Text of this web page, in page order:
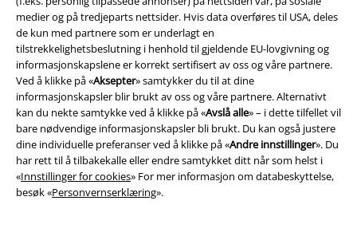
medier og på tredjeparts nettsider. Hvis data overføres til USA, deles
de kun med partnere som er underlagt en
tilstrekkelighetsbeslutning i henhold til gjeldende EU-lovgivning og
informasjonskapslene er korrekt sertifisert av oss og våre partnere.
Ved å klikke på «Aksepter» samtykker du til at dine
informasjonskapsler blir brukt av oss og våre partnere. Alternativt
kan du nekte samtykke ved å klikke på «Avslå alle» – i dette tilfellet vil
bare nødvendige informasjonskapsler bli brukt. Du kan også justere
dine individuelle preferanser ved å klikke på «Andre innstillinger». Du
har rett til å tilbakekalle eller endre samtykket ditt når som helst i
«Innstillinger for cookies» For mer informasjon om databeskyttelse,
besøk «Personvernserklæring».
Store størrelser
Fra kr 319,00
Logo Nirvana T-skjorte
kr 319,00
Cookie Monster - Moonlight
Sesam Stasjon
T-skjorte